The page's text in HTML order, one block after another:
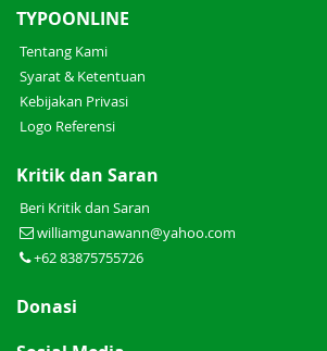
TYPOONLINE
Tentang Kami
Syarat & Ketentuan
Kebijakan Privasi
Logo Referensi
Kritik dan Saran
Beri Kritik dan Saran
williamgunawann@yahoo.com
+62 83875755726
Donasi